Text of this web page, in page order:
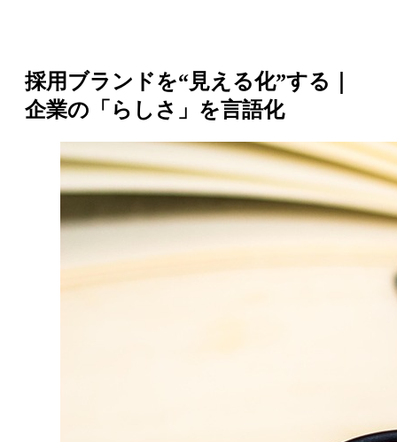
採用ブランドを“見える化”する｜
企業の「らしさ」を言語化